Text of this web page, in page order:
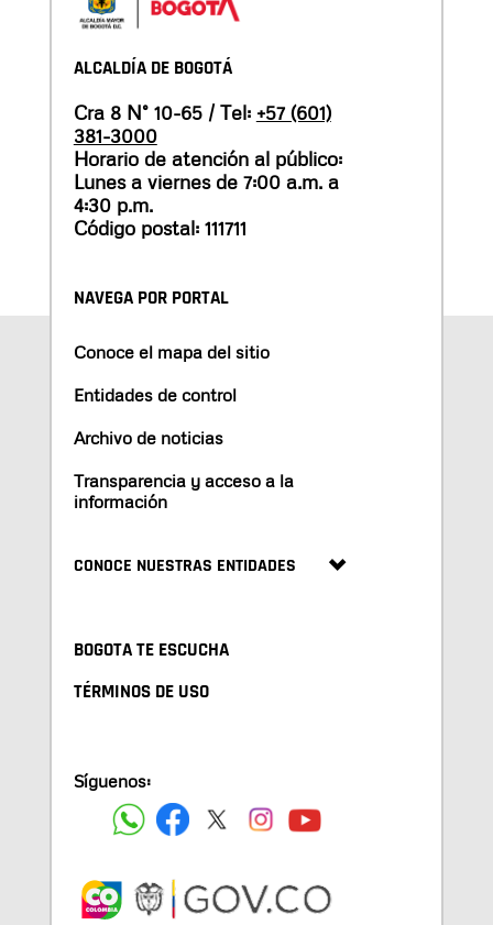
ALCALDÍA DE BOGOTÁ
Cra 8 N° 10-65 / Tel: +57 (601)
381-3000
Horario de atención al público:
Lunes a viernes de 7:00 a.m. a
4:30 p.m.
Código postal: 111711
NAVEGA POR PORTAL
Conoce el mapa del sitio
Entidades de control
Archivo de noticias
Transparencia y acceso a la
información
CONOCE NUESTRAS ENTIDADES
BOGOTA TE ESCUCHA
TÉRMINOS DE USO
Síguenos: